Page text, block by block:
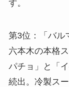
す。
第3位：「バル
六本木の本格
パチョ」と「
続出。冷製ス